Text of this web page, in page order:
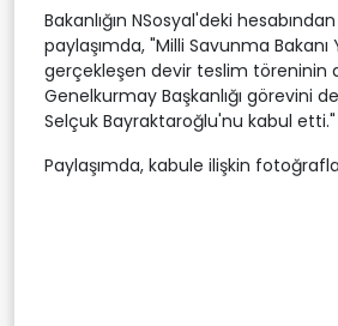
Bakanlığın NSosyal'deki
paylaşımda, "Milli Savunma
gerçekleşen devir teslim töreninin
Genelkurmay Başkanlığı görevini
Selçuk Bayraktaroğlu'nu kabul etti."
Paylaşımda, kabule ilişkin